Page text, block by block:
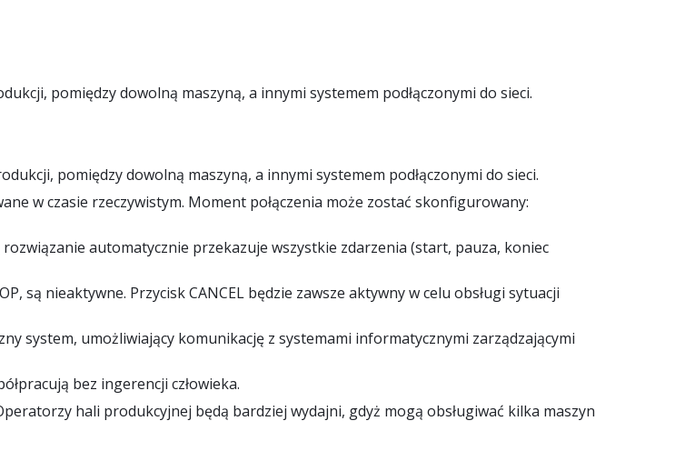
pomiędzy dowolną maszyną, a innymi systemem podłączonymi do sieci.
pomiędzy dowolną maszyną, a innymi systemem podłączonymi do sieci.
w czasie rzeczywistym. Moment połączenia może zostać skonfigurowany:
automatycznie przekazuje wszystkie zdarzenia (start, pauza, koniec
są nieaktywne. Przycisk CANCEL będzie zawsze aktywny w celu obsługi sytuacji
system, umożliwiający komunikację z systemami informatycznymi zarządzającymi
bez ingerencji człowieka.
hali produkcyjnej będą bardziej wydajni, gdyż mogą obsługiwać kilka maszyn